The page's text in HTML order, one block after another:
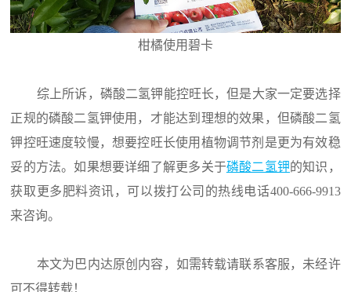
柑橘使用碧卡
综上所诉，磷酸二氢钾能控旺长，但是大家一定要选择
正规的磷酸二氢钾使用，才能达到理想的效果，但磷酸二氢
钾控旺速度较慢，想要控旺长使用植物调节剂是更为有效稳
妥的方法。如果想要详细了解更多关于磷酸二氢钾的知识，
获取更多肥料资讯，可以拨打公司的热线电话400-666-9913
来咨询。
本文为巴内达原创内容，如需转载请联系客服，未经许
可不得转载！